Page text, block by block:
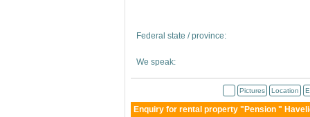
Federal state / province:
We speak:
Pictures Location
Enquiry for rental property "Pension "